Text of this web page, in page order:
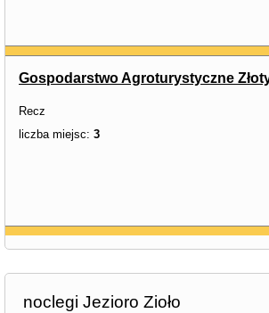
Gospodarstwo Agroturystyczne
Recz
liczba miejsc: 3
noclegi Jezioro Zioło